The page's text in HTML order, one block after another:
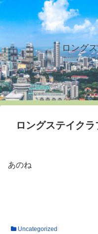
ロング
ロングステイクラ
あのね
Uncategorized